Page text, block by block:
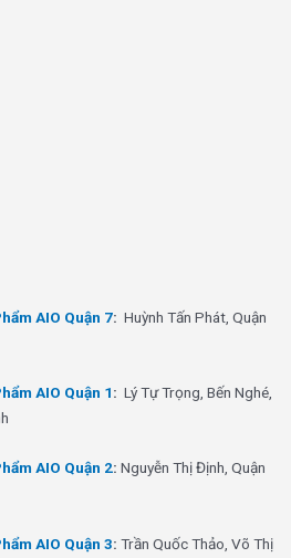
AIO Quận 7: Huỳnh Tấn Phát, Quận
AIO Quận 1: Lý Tự Trọng, Bến Nghé,
AIO Quận 2: Nguyễn Thị Định, Quận
AIO Quận 3: Trần Quốc Thảo, Võ Thị